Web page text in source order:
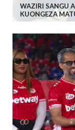
WAZIRI SANGU
KUONGEZA